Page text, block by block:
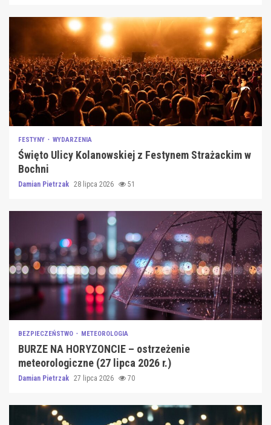
FESTYNY WYDARZENIA
Święto Ulicy Kolanowskiej z Festynem Strażackim w
Bochni
Damian Pietrzak 28 lipca 2026 51
BEZPIECZEŃSTWO METEOROLOGIA
BURZE NA HORYZONCIE – ostrzeżenie
meteorologiczne (27 lipca 2026 r.)
Damian Pietrzak 27 lipca 2026 70